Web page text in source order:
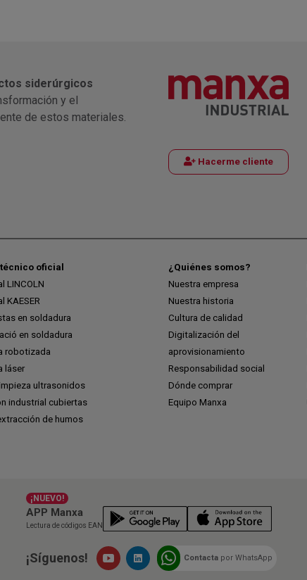
siderúrgicos
y el
de estos materiales.
Hacerme cliente
oficial
LINCOLN
KAESER
en soldadura
en soldadura
robotizada
láser
ultrasonidos
industrial cubiertas
de humos
¿Quiénes somos?
Nuestra empresa
Nuestra historia
Cultura de calidad
Digitalización del
aprovisionamiento
Responsabilidad social
Dónde comprar
Equipo Manxa
¡NUEVO!
APP Manxa
Lectura de códigos EAN
¡Síguenos! Contacta por WhatsApp